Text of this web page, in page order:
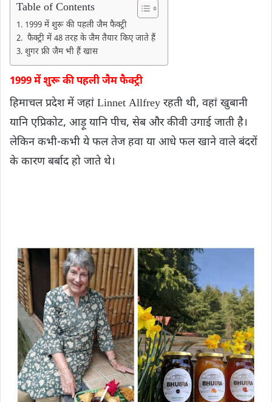
Table of Contents
1999 में शुरू की पहली जैम फैक्ट्री
फैक्ट्री में 48 तरह के जैम तैयार किए जाते हैं
शुगर फ्री जैम भी हैं खास
1999 में शुरू की पहली जैम फैक्ट्री
हिमाचल प्रदेश में जहां Linnet Allfrey रहती थी, वहां खुबानी
यानि एप्रिकोट, आड़ू यानि पीच, सेब और कीवी उगाई जाती है।
लेकिन कभी-कभी ये फल तेज हवा या आधे फल खाने वाले बंदरों
के कारण बर्बाद हो जाते थे।